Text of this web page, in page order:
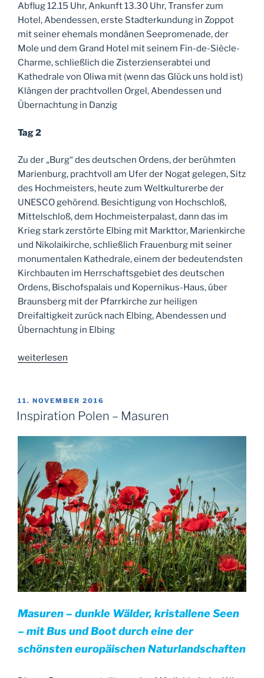
Abflug 12.15 Uhr, Ankunft 13.30 Uhr, Transfer zum
Hotel, Abendessen, erste Stadterkundung in Zoppot
mit seiner ehemals mondänen Seepromenade, der
Mole und dem Grand Hotel mit seinem Fin-de-Siècle-
Charme, schließlich die Zisterzienserabtei und
Kathedrale von Oliwa mit (wenn das Glück uns hold ist)
Klängen der prachtvollen Orgel, Abendessen und
Übernachtung in Danzig
Tag 2
Zu der „Burg“ des deutschen Ordens, der berühmten
Marienburg, prachtvoll am Ufer der Nogat gelegen, Sitz
des Hochmeisters, heute zum Weltkulturerbe der
UNESCO gehörend. Besichtigung von Hochschloß,
Mittelschloß, dem Hochmeisterpalast, dann das im
Krieg stark zerstörte Elbing mit Markttor, Marienkirche
und Nikolaikirche, schließlich Frauenburg mit seiner
monumentalen Kathedrale, einem der bedeutendsten
Kirchbauten im Herrschaftsgebiet des deutschen
Ordens, Bischofspalais und Kopernikus-Haus, über
Braunsberg mit der Pfarrkirche zur heiligen
Dreifaltigkeit zurück nach Elbing, Abendessen und
Übernachtung in Elbing
„Inspiration:
Kurische
Nehrung,
Maurische
Seen“
weiterlesen
VERÖFFENTLICHT
AM
11. NOVEMBER 2016
Inspiration Polen – Masuren
Masuren – dunkle Wälder, kristallene Seen
– mit Bus und Boot durch eine der
schönsten europäischen Naturlandschaften